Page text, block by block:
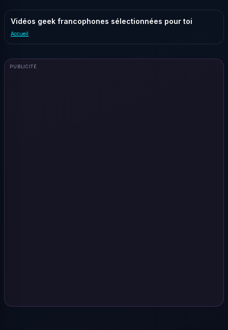
Vidéos geek francophones sélectionnées pour toi
Accueil
PUBLICITÉ